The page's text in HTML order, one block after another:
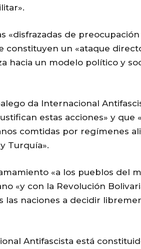
«disfrazadas de
constituyen un «ataque
hacia un modelo político y
da Internacional
estas acciones» y que
comtidas por regímenes
Turquía».
«a los pueblos del
«y con la Revolución
naciones a decidir
Antifascista está